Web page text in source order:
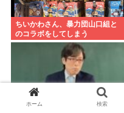
ちいかわさん、暴力団山口組と
のコラボをしてしまう
ホーム 検索